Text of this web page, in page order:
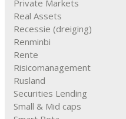
Private Markets
Real Assets
Recessie (dreiging)
Renminbi
Rente
Risicomanagement
Rusland
Securities Lending
Small & Mid caps